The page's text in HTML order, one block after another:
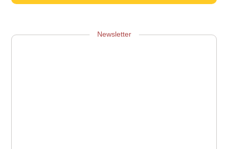
Newsletter